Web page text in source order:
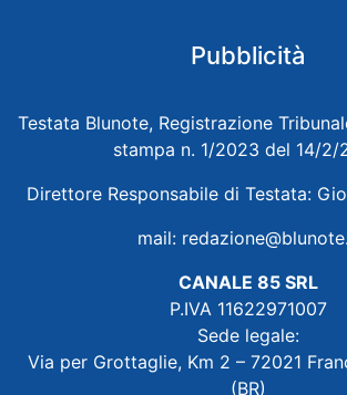
Pubblicità
Testata Blunote, Registrazione
stampa n. 1/2023 del 14/2/
Direttore Responsabile di Testata:
mail:
CANALE 85 SRL
P.IVA 11622971007
Sede legale:
Via per Grottaglie, Km 2 – 72021
(BR)